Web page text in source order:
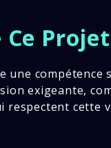
Ce
une compétence
exigeante,
respectent cette